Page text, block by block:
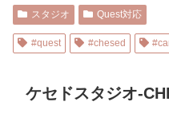
スタジオ Quest対応
#quest #chesed
ケセドスタジオ-